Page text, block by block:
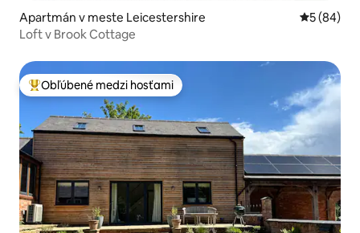
Apartmán v meste Leicestershire
5 (84)
Loft v Brook Cottage
Najobľúbenejšie medzi hosťami
Obľúbené medzi hosťami